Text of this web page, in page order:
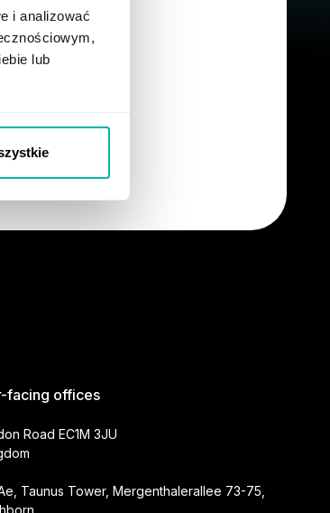
i analizować
lub
facing offices
Road EC1M 3JU
Taunus Tower, Mergenthalerallee 73-75,